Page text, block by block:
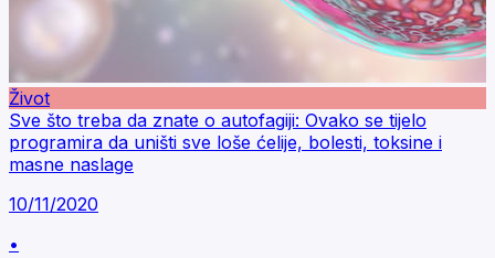
Život
Sve što treba da znate o autofagiji: Ovako se tijelo
programira da uništi sve loše ćelije, bolesti, toksine i
masne naslage
10/11/2020
•